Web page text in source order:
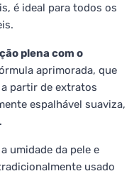
é ideal para todos os
plena com o
aprimorada, que
partir de extratos
espalhável suaviza,
umidade da pele e
usado